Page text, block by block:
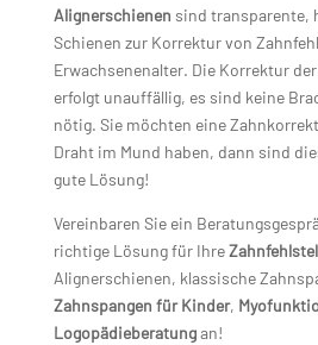
Alignerschienen sind transparente,
Schienen zur Korrektur von
Erwachsenenalter. Die Korrektur
erfolgt unauffällig, es sind keine
nötig. Sie möchten eine
Draht im Mund haben, dann sind
gute Lösung!
Vereinbaren Sie ein
richtige Lösung für Ihre
Alignerschienen, klassische
Zahnspangen für Kinder,
Logopädieberatungan!